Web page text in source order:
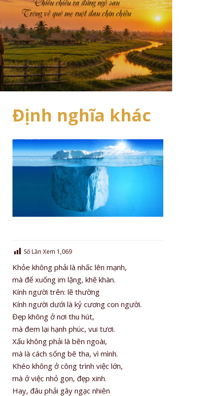
Định nghĩa khác
Số Lần Xem 1,069
Khỏe không phải là nhấc lên mạnh,
mà để xuống im lặng, khẽ khàn.
Kính người trên: lẽ thường
Kính người dưới là kỷ cương con người.
Đẹp không ở nơi thu hút,
mà đem lại hạnh phúc, vui tươi.
Xấu không phải là bên ngoài,
mà là cách sống bê tha, vì mình.
Khéo không ở công trình việc lớn,
mà ở việc nhỏ gọn, đẹp xinh.
Hay, đâu phải gây ngạc nhiên